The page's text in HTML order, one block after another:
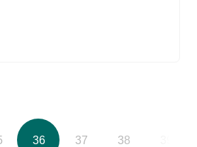
36 37 38